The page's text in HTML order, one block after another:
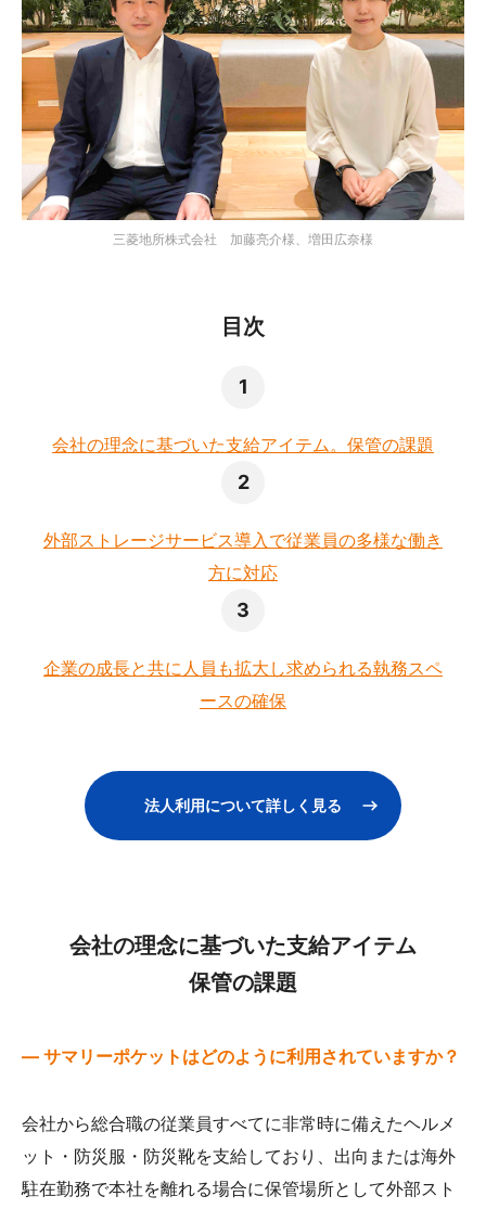
三菱地所株式会社 加藤亮介様、増田広奈様
目次
会社の理念に基づいた支給アイテム。保管の課題
外部ストレージサービス導入で従業員の多様な働き
方に対応
企業の成長と共に人員も拡大し求められる執務スペ
ースの確保
法人利用について詳しく見る
会社の理念に基づいた支給アイテム
保管の課題
— サマリーポケットはどのように利用されていますか？
会社から総合職の従業員すべてに非常時に備えたヘルメ
ット・防災服・防災靴を支給しており、出向または海外
駐在勤務で本社を離れる場合に保管場所として外部スト